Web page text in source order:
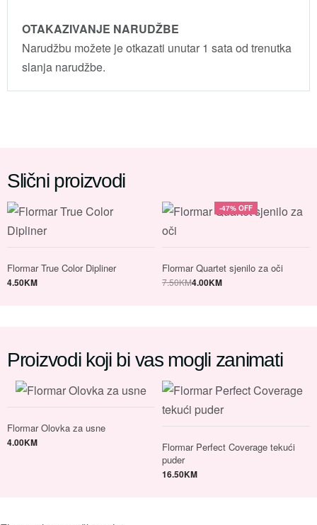
OTAKAZIVANJE NARUDŽBE
Narudžbu možete je otkazati unutar 1 sata od trenutka
slanja narudžbe.
Slični proizvodi
Flormar True Color Dipliner
4.50KM
-47% OFF
Flormar Quartet sjenilo za oči
7.50KM4.00KM
Proizvodi koji bi vas mogli zanimati
Flormar Olovka za usne
4.00KM
Flormar Perfect Coverage tekući
puder
16.50KM